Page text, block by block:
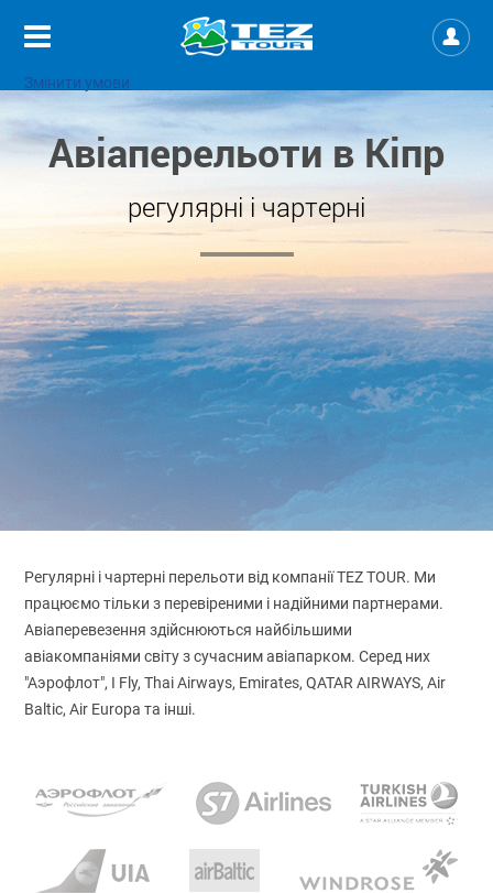
Змінити умови
Авіаперельоти в Кіпр
регулярні і чартерні
Регулярні і чартерні перельоти від компанії TEZ TOUR. Ми
працюємо тільки з перевіреними і надійними партнерами.
Авіаперевезення здійснюються найбільшими
авіакомпаніями світу з сучасним авіапарком. Серед них
"Аэрофлот", I Fly, Thai Airways, Emirates, QATAR AIRWAYS, Air
Baltic, Air Europa та інші.